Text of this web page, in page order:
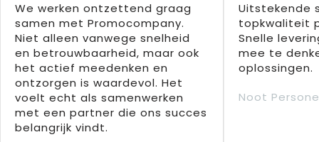
We werken ontzettend graag
samen met Promocompany.
Niet alleen vanwege snelheid
en betrouwbaarheid, maar ook
het actief meedenken en
ontzorgen is waardevol. Het
voelt echt als samenwerken
met een partner die ons succes
belangrijk vindt.
Uitstekende
topkwaliteit
Snelle
mee te
oplossingen.
Noot